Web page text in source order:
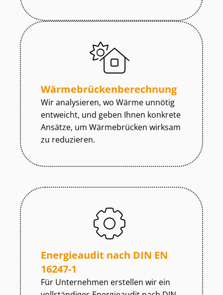
Wär­me­brü­cken­be­rech­nung
Wir analysieren, wo Wärme unnötig
entweicht, und geben Ihnen konkrete
Ansätze, um Wärmebrücken wirksam
zu reduzieren.
Energieaudit nach DIN EN
16247-1
Für Unternehmen erstellen wir ein